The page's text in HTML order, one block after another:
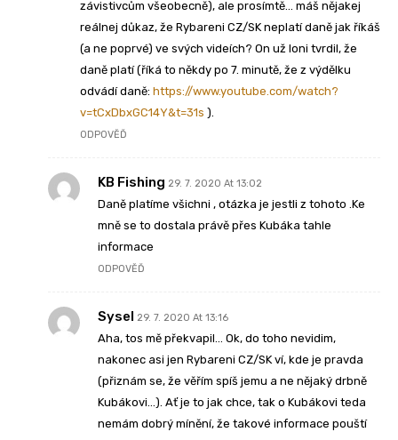
závistivcům všeobecně), ale prosímtě… máš nějakej
reálnej důkaz, že Rybareni CZ/SK neplatí daně jak říkáš
(a ne poprvé) ve svých videích? On už loni tvrdil, že
daně platí (říká to někdy po 7. minutě, že z výdělku
odvádí daně: https://www.youtube.com/watch?
v=tCxDbxGC14Y&t=31s ).
ODPOVĚĎ
KB Fishing 29. 7. 2020 At 13:02
Daně platíme všichni , otázka je jestli z tohoto .Ke
mně se to dostala právě přes Kubáka tahle
informace
ODPOVĚĎ
Sysel 29. 7. 2020 At 13:16
Aha, tos mě překvapil… Ok, do toho nevidim,
nakonec asi jen Rybareni CZ/SK ví, kde je pravda
(přiznám se, že věřím spíš jemu a ne nějaký drbně
Kubákovi…). Ať je to jak chce, tak o Kubákovi teda
nemám dobrý mínění, že takové informace pouští